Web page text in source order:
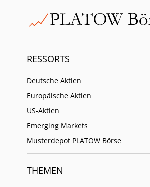
RESSORTS
Deutsche Aktien
Europäische Aktien
US-Aktien
Emerging Markets
Musterdepot PLATOW Börse
THEMEN